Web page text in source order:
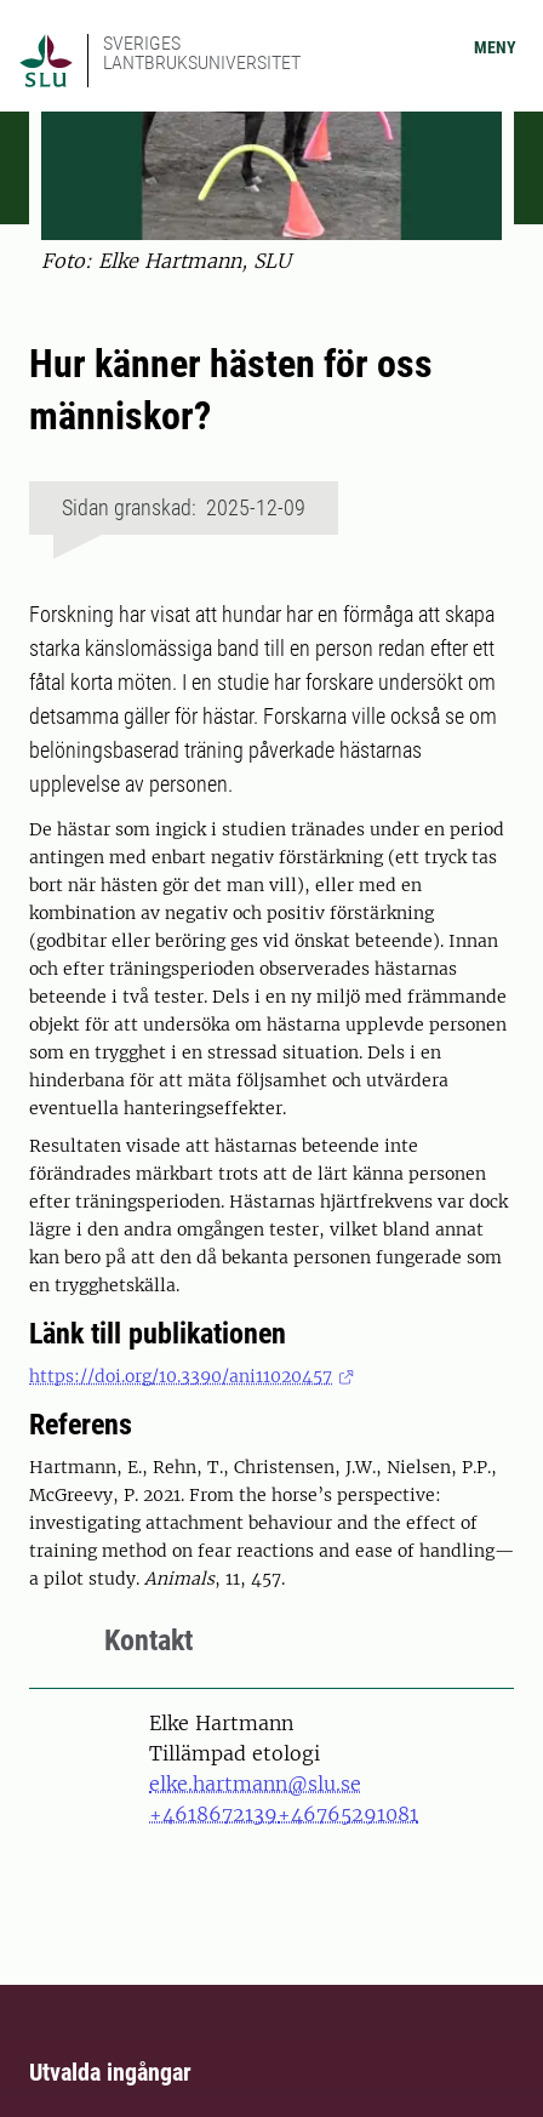
SVERIGES
LANTBRUKSUNIVERSITET
MENY
Foto: Elke Hartmann, SLU
Hur känner hästen för oss
människor?
Sidan granskad: 2025-12-09
Forskning har visat att hundar har en förmåga att skapa
starka känslomässiga band till en person redan efter ett
fåtal korta möten. I en studie har forskare undersökt om
detsamma gäller för hästar. Forskarna ville också se om
belöningsbaserad träning påverkade hästarnas
upplevelse av personen.
De hästar som ingick i studien tränades under en period
antingen med enbart negativ förstärkning (ett tryck tas
bort när hästen gör det man vill), eller med en
kombination av negativ och positiv förstärkning
(godbitar eller beröring ges vid önskat beteende). Innan
och efter träningsperioden observerades hästarnas
beteende i två tester. Dels i en ny miljö med främmande
objekt för att undersöka om hästarna upplevde personen
som en trygghet i en stressad situation. Dels i en
hinderbana för att mäta följsamhet och utvärdera
eventuella hanteringseffekter.
Resultaten visade att hästarnas beteende inte
förändrades märkbart trots att de lärt känna personen
efter träningsperioden. Hästarnas hjärtfrekvens var dock
lägre i den andra omgången tester, vilket bland annat
kan bero på att den då bekanta personen fungerade som
en trygghetskälla.
Länk till publikationen
https://doi.org/10.3390/ani11020457
Referens
Hartmann, E., Rehn, T., Christensen, J.W., Nielsen, P.P.,
McGreevy, P. 2021. From the horse’s perspective:
investigating attachment behaviour and the effect of
training method on fear reactions and ease of handling—
a pilot study. Animals, 11, 457.
Kontakt
PersonElke Hartmann
Tillämpad etologi
elke.hartmann@slu.se
+4618672139+46765291081
Utvalda ingångar